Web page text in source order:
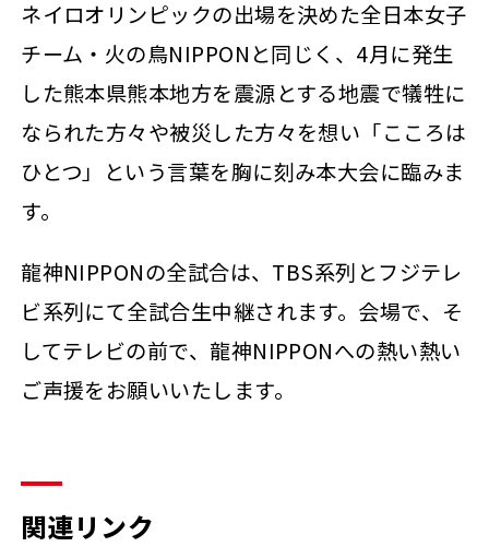
ネイロオリンピックの出場を決めた全日本女子
チーム・火の鳥NIPPONと同じく、4月に発生
した熊本県熊本地方を震源とする地震で犠牲に
なられた方々や被災した方々を想い「こころは
ひとつ」という言葉を胸に刻み本大会に臨みま
す。
龍神NIPPONの全試合は、TBS系列とフジテレ
ビ系列にて全試合生中継されます。会場で、そ
してテレビの前で、龍神NIPPONへの熱い熱い
ご声援をお願いいたします。
関連リンク